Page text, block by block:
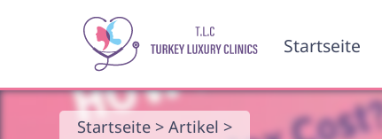
Startseite
Startseite >Artikel >